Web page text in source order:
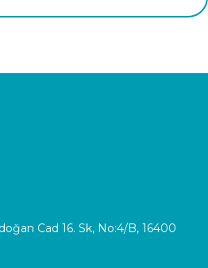
Cad 16. Sk, No:4/B, 16400